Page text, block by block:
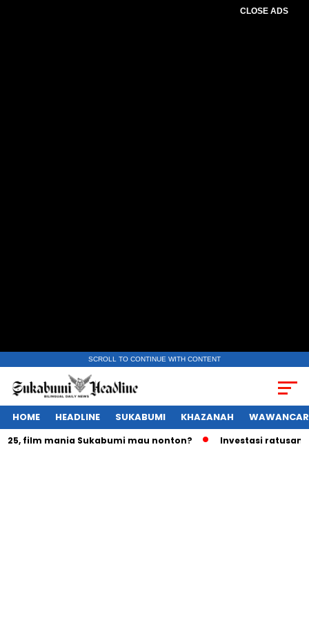
CLOSE ADS
SCROLL TO CONTINUE WITH CONTENT
HOME HEADLINE SUKABUMI KHAZANAH
mania Sukabumi mau nonton? Investasi ratusan